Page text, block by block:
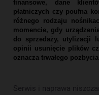
finansowe, dane
płatniczych czy poufna
różnego rodzaju
momencie, gdy
do sprzedaży, utylizacji
opinii usunięcie plików
oznacza trwałego
Serwis i naprawa